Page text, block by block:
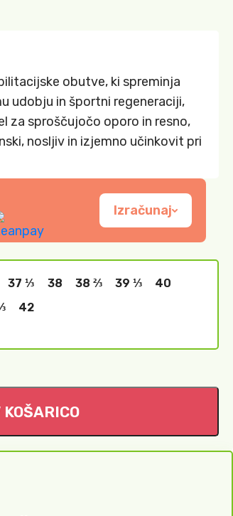
obutve, ki spreminja
udobju in športni regeneraciji,
za sproščujočo oporo in resno,
nosljiv in izjemno učinkovit pri
Izračunaj
37 ⅓ 38 38 ⅔ 39 ⅓
40
42